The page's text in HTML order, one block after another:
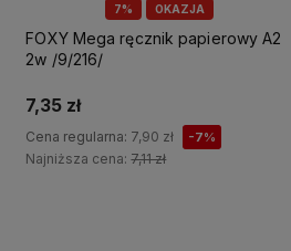
7% OKAZJA
FOXY Mega ręcznik papierowy A2
2w /9/216/
7,35 zł
Cena regularna: 7,90 zł -7%
Najniższa cena:7,11 zł